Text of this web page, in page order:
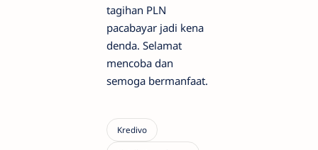
tagihan PLN
pacabayar jadi kena
denda. Selamat
mencoba dan
semoga bermanfaat.